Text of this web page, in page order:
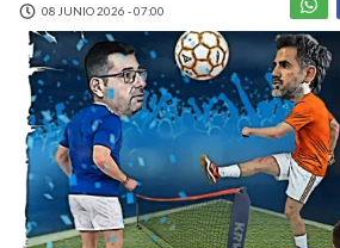
08 JUNIO 2026 - 07:00